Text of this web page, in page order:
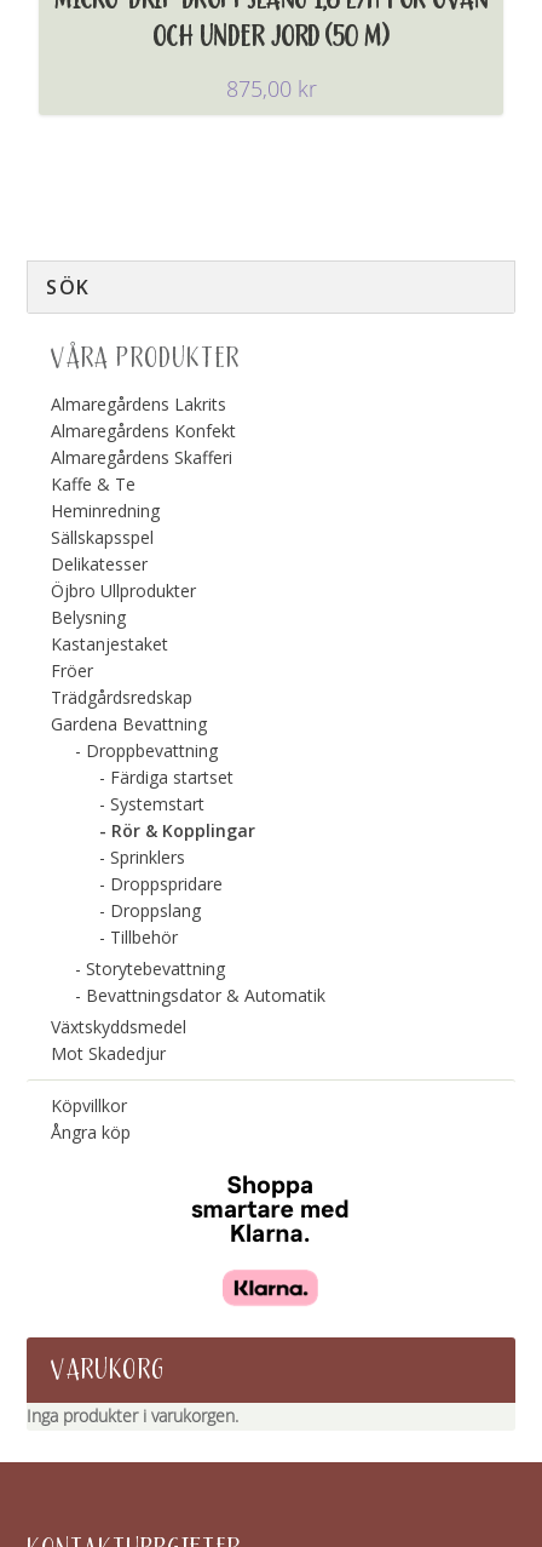
OCH UNDER JORD (50 M)
875,00 kr
VÅRA PRODUKTER
Almaregårdens Lakrits
Almaregårdens Konfekt
Almaregårdens Skafferi
Kaffe & Te
Heminredning
Sällskapsspel
Delikatesser
Öjbro Ullprodukter
Belysning
Kastanjestaket
Fröer
Trädgårdsredskap
Gardena Bevattning
Droppbevattning
Färdiga startset
Systemstart
Rör & Kopplingar
Sprinklers
Droppspridare
Droppslang
Tillbehör
Storytebevattning
Bevattningsdator & Automatik
Växtskyddsmedel
Mot Skadedjur
Köpvillkor
Ångra köp
VARUKORG
Inga produkter i varukorgen.